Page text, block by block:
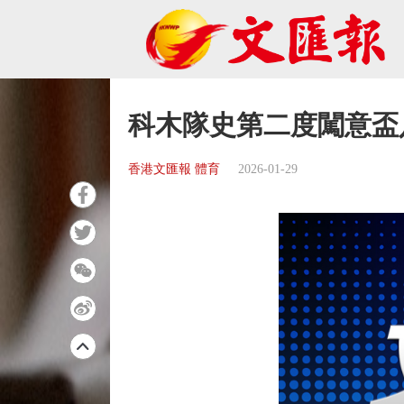
科木隊史第二度闖意
香港文匯報 體育 2026-01-29